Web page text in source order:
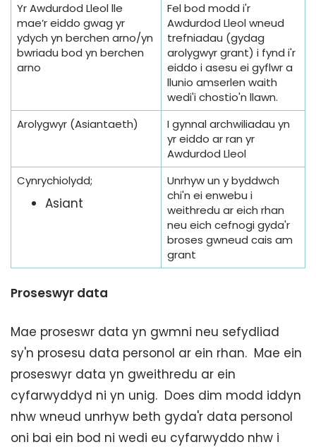
Yr Awdurdod Lleol lle
mae’r eiddo gwag yr
ydych yn berchen arno/yn
bwriadu bod yn berchen
arno
Fel bod modd i'r
Awdurdod Lleol wneud
trefniadau (gydag
arolygwyr grant) i fynd i'r
eiddo i asesu ei gyflwr a
llunio amserlen waith
wedi'i chostio'n llawn.
Arolygwyr (Asiantaeth)
I gynnal archwiliadau yn
yr eiddo ar ran yr
Awdurdod Lleol
Cynrychiolydd;
Asiant
Unrhyw un y byddwch
chi'n ei enwebu i
weithredu ar eich rhan
neu eich cefnogi gyda'r
broses gwneud cais am
grant
Proseswyr data
Mae proseswr data yn gwmni neu sefydliad
sy'n prosesu data personol ar ein rhan. Mae ein
proseswyr data yn gweithredu ar ein
cyfarwyddyd ni yn unig. Does dim modd iddyn
nhw wneud unrhyw beth gyda'r data personol
oni bai ein bod ni wedi eu cyfarwyddo nhw i